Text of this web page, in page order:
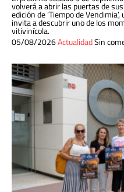
volverá a abrir las puertas de
edición de ‘Tiempo de
invita a descubrir uno de los
vitivinícola.
05/08/2026ActualidadSin